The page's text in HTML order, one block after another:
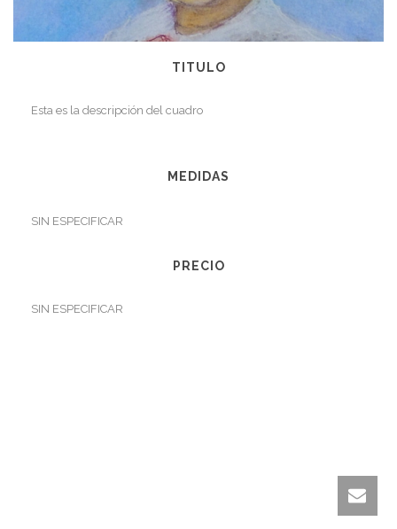
TITULO
Esta es la descripción del cuadro
MEDIDAS
SIN ESPECIFICAR
PRECIO
SIN ESPECIFICAR